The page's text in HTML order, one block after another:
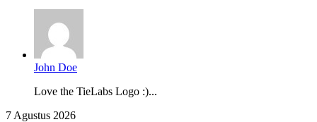
John Doe
Love the TieLabs Logo :)...
Wujudkan
7 Agustus 2026